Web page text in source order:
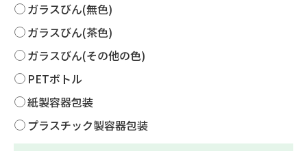
ガラスびん(無色)
ガラスびん(茶色)
ガラスびん(その他の色)
PETボトル
紙製容器包装
プラスチック製容器包装